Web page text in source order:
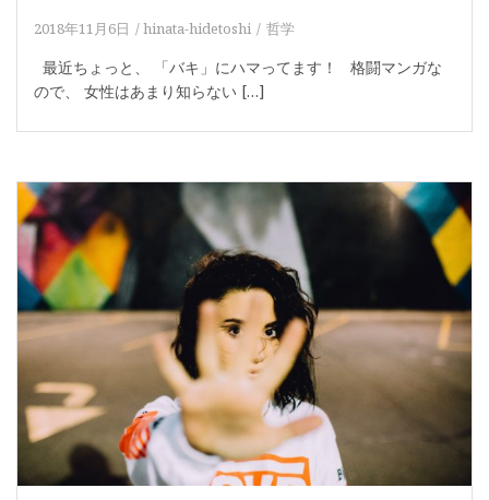
2018年11月6日 hinata-hidetoshi 哲学
最近ちょっと、 「バキ」にハマってます！ 格闘マンガな
ので、 女性はあまり知らない […]